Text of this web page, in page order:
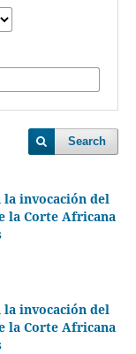
Search
la invocación del
la Corte Africana
la invocación del
la Corte Africana